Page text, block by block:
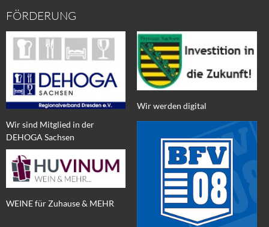
FÖRDERUNG
Wir sind Mitglied in der
DEHOGA Sachsen
WEINE für Zuhause & MEHR
Wir werden digital